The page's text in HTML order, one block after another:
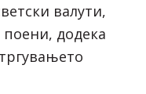
валути,
поени, додека